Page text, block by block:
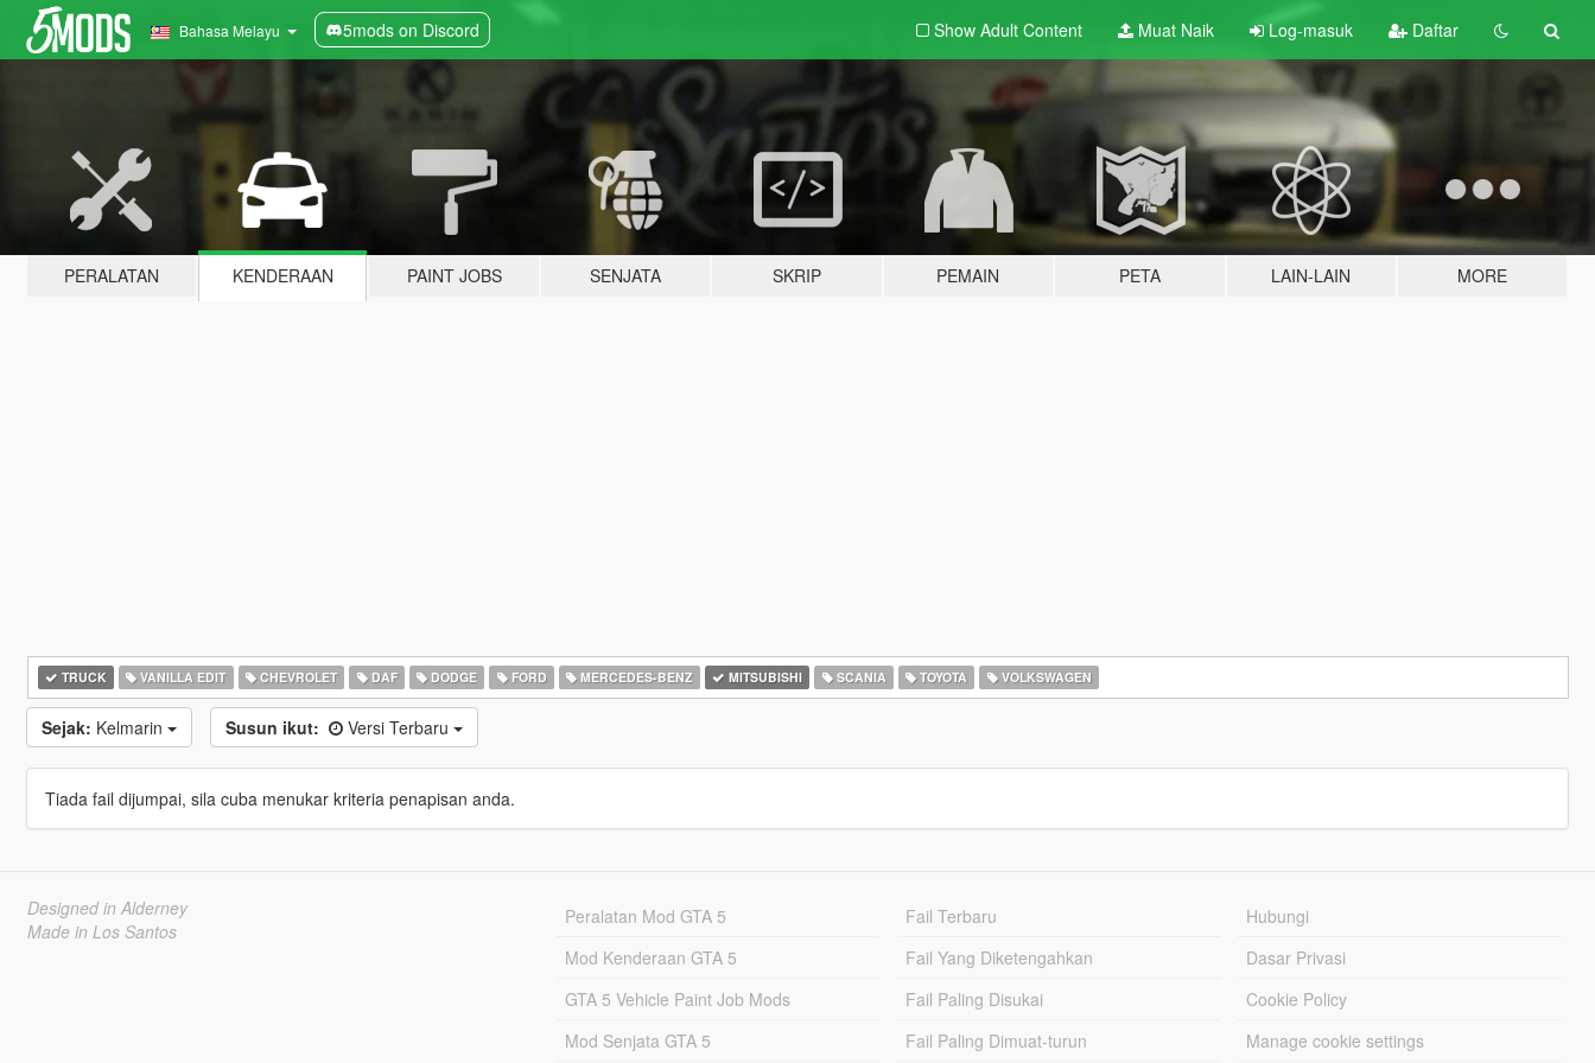
Bahasa Melayu 5mods on Discord Show Adult Content Muat Naik Log-masuk Daftar
PERALATAN KENDERAAN PAINT JOBS SENJATA SKRIP PEMAIN PETA LAIN-LAIN MORE
TRUCK VANILLA EDIT CHEVROLET DAF DODGE FORD MERCEDES-BENZ MITSUBISHI SCANIA TOYOTA VOLKSWAGEN
Sejak: Kelmarin Susun ikut: Versi Terbaru
Tiada fail dijumpai, sila cuba menukar kriteria penapisan anda.
Designed in Alderney
Made in Los Santos
Peralatan Mod GTA 5
Mod Kenderaan GTA 5
GTA 5 Vehicle Paint Job Mods
Mod Senjata GTA 5
Fail Terbaru
Fail Yang Diketengahkan
Fail Paling Disukai
Fail Paling Dimuat-turun
Hubungi
Dasar Privasi
Cookie Policy
Manage cookie settings